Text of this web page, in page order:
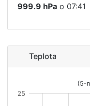
999.9 hPa o 07:41
Teplota
(5-
25